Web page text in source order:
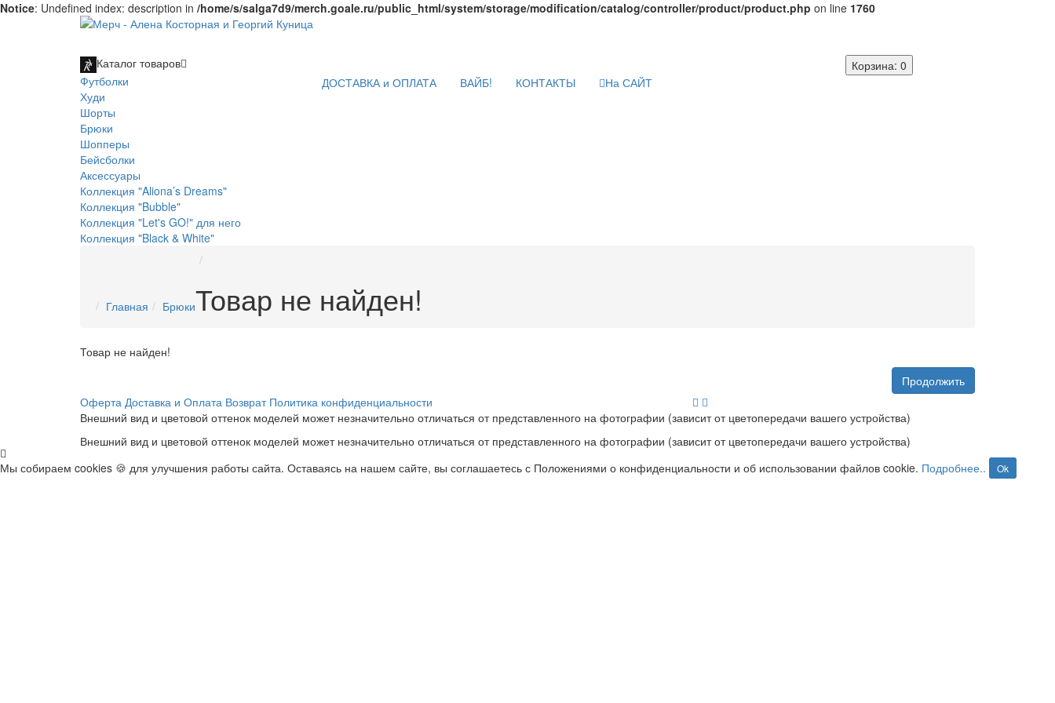
Notice: Undefined index: description in /home/s/salga7d9/merch.goale.ru/public_html/system/storage/modification/catalog/controller/product/product.php on line 1760
Каталог товаров
Футболки
Худи
Шорты
Брюки
Шопперы
Бейсболки
Аксессуары
Коллекция "Aliona’s Dreams"
Коллекция "Bubble"
Коллекция "Let's GO!" для него
Коллекция "Black & White"
ДОСТАВКА и ОПЛАТА ВАЙБ! КОНТАКТЫ На САЙТ
Корзина: 0
Главная БрюкиТовар не найден!
Товар не найден!
Продолжить
Оферта Доставка и Оплата Возврат Политика конфиденциальности
Внешний вид и цветовой оттенок моделей может незначительно отличаться от представленного на фотографии (зависит от цветопередачи вашего устройства)
Внешний вид и цветовой оттенок моделей может незначительно отличаться от представленного на фотографии (зависит от цветопередачи вашего устройства)
Мы собираем cookies 🍪 для улучшения работы сайта. Оставаясь на нашем сайте, вы соглашаетесь с Положениями о конфиденциальности и об использовании файлов cookie. Подробнее.. Ok